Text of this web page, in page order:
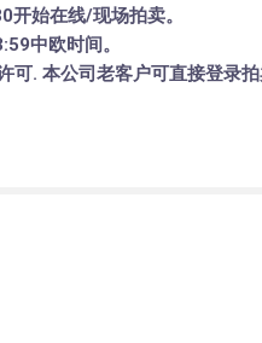
始在线/现场拍卖。
中欧时间。
可. 本公司老客户可直接登录